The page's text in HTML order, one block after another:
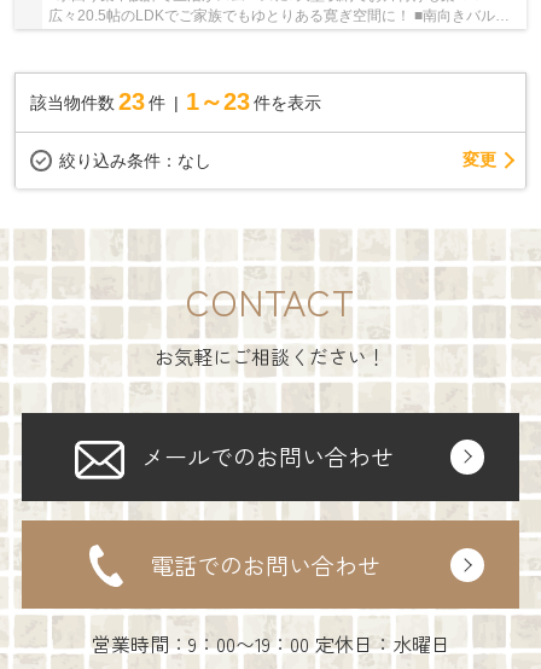
広々20.5帖のLDKでご家族でもゆとりある寛ぎ空間に！ ■南向きバルコ
該当物件数 23件 1～23 件を表示
絞り込み条件： なし 変更
CONTACT
お気軽にご相談ください！
メールでのお問い合わせ
電話でのお問い合わせ
営業時間：9：00〜19：00 定休日：水曜日